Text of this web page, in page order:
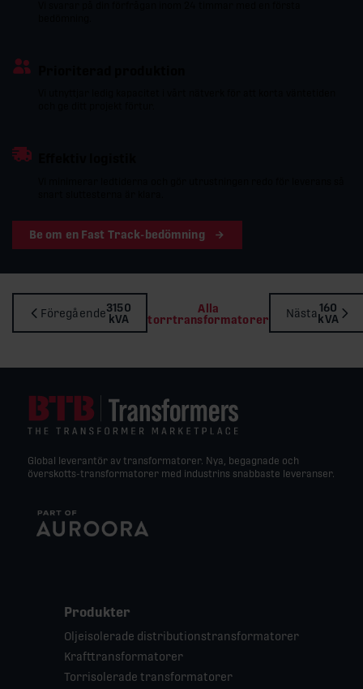
Be om en Fast Track-bedömning
Föregående3150
kVA
Alla
torrtransformatorer
Nästa160
kVA
Global leverantör av transformatorer. Nya, begagnade och
överskotts-transformatorer med industrins snabbaste leveranser.
Produkter
Oljeisolerade distributionstransformatorer
Krafttransformatorer
Torrisolerade transformatorer